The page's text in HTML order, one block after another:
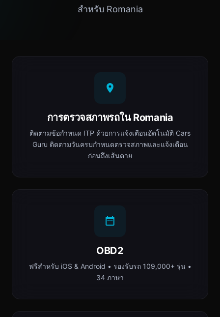
สำหรับ Romania
การตรวจสภาพรถใน Romania
ติดตามข้อกำหนด ITP ด้วยการแจ้งเตือนอัตโนมัติ Cars
Guru ติดตามวันครบกำหนดตรวจสภาพและแจ้งเตือน
ก่อนถึงเส้นตาย
OBD2
ฟรีสำหรับ iOS & Android • รองรับรถ 109,000+ รุ่น •
34 ภาษา